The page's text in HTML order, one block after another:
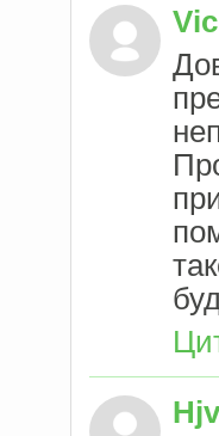
Vic